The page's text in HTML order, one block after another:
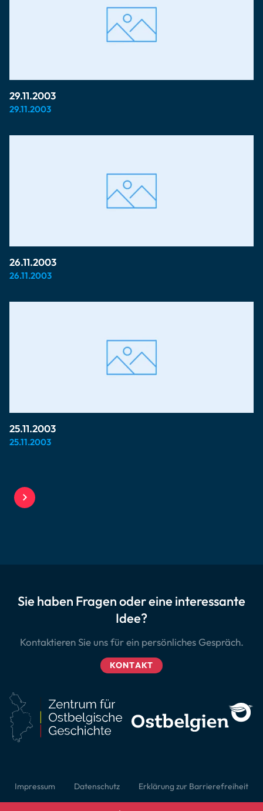
29.11.2003
29.11.2003
26.11.2003
26.11.2003
25.11.2003
25.11.2003
Sie haben Fragen oder eine interessante
Idee?
Kontaktieren Sie uns für ein persönliches Gespräch.
KONTAKT
Impressum Datenschutz Erklärung zur Barrierefreiheit